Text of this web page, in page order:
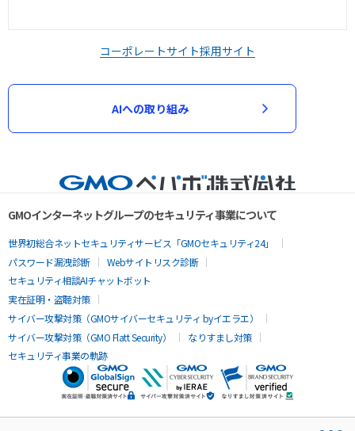
コーポレートサイト採用サイト
AIへの取り組み
GMOインターネットグループのセキュリティ事業について
世界初総合ネットセキュリティサービス「GMOセキュリティ24」
パスワード漏洩診断
Webサイトリスク診断
セキュリティ相談AIチャットボット
実在証明・盗聴対策
サイバー攻撃対策（GMOサイバーセキュリティ byイエラエ）
サイバー攻撃対策（GMO Flatt Security）
なりすまし対策
セキュリティ事業の軌跡